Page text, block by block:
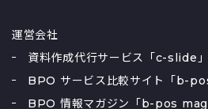
運営会社
資料作成代行サービス「c-slide」
BPO サービス比較サイト「b-pos
BPO 情報マガジン「b-pos mag